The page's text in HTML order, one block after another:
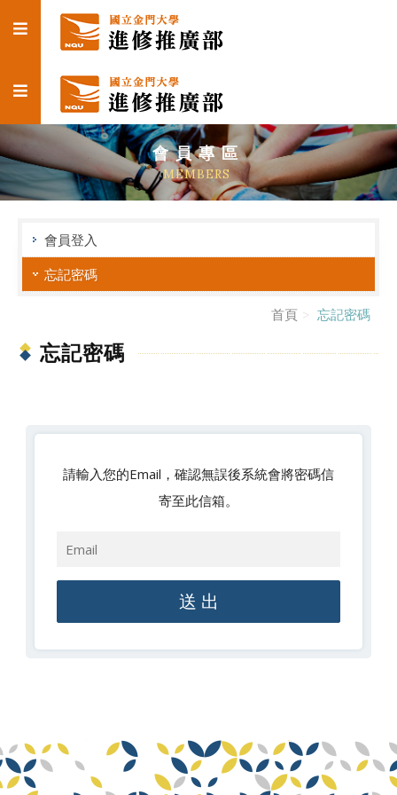
會員專區
MEMBERS
會員登入
忘記密碼
首頁 忘記密碼
忘記密碼
請輸入您的Email，確認無誤後系統會將密碼信
寄至此信箱。
送 出